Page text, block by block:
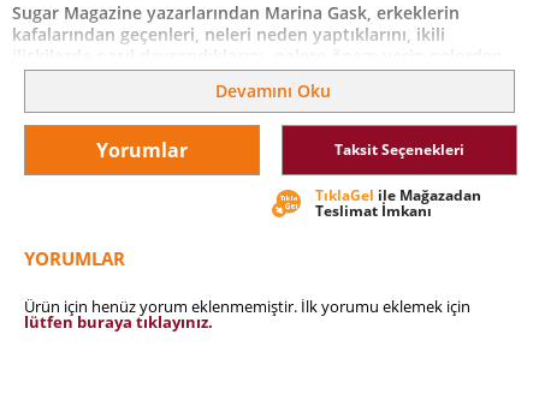
Sugar Magazine yazarlarından Marina Gask, erkeklerin
kafalarından geçenleri, neleri neden yaptıklarını, ikili
ilişkilerde nasıl davrandıklarını, nelere önem verip nelerden
nefret ettiklerini anlatıyor.
Devamını Oku
Yorumlar Taksit Seçenekleri
TıklaGel ile Mağazadan
Teslimat İmkanı
YORUMLAR
Ürün için henüz yorum eklenmemiştir. İlk yorumu eklemek için
lütfen buraya tıklayınız.